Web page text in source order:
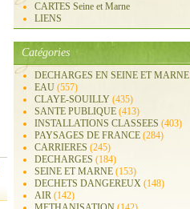
CARTES Seine et Marne
LIENS
Catégories
DECHARGES EN SEINE ET MARNE
EAU (557)
CLAYE-SOUILLY (435)
SANTE PUBLIQUE (413)
INSTALLATIONS CLASSEES (403)
PAYSAGES DE FRANCE (284)
CARRIERES (245)
DECHARGES (184)
SEINE ET MARNE (153)
DECHETS DANGEREUX (148)
AIR (142)